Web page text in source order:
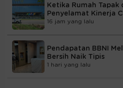
Ketika Rumah Tapak
Penyelamat Kinerja
16 jam yang lalu
Pendapatan BBNI
Bersih Naik Tipis
1 hari yang lalu